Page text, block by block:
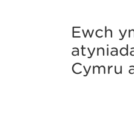
Ewch
Cymru